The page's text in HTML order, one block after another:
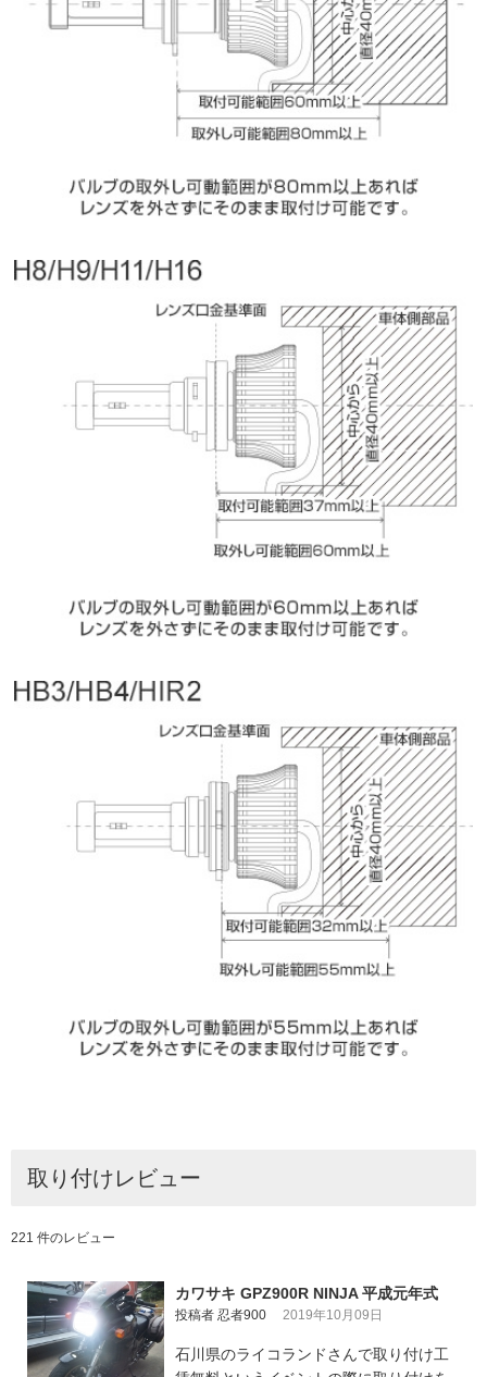
取り付けレビュー
221 件のレビュー
カワサキ GPZ900R NINJA 平成元年式
投稿者 忍者900 2019年10月09日
石川県のライコランドさんで取り付け工